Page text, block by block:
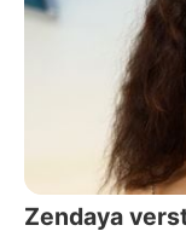
Zendaya